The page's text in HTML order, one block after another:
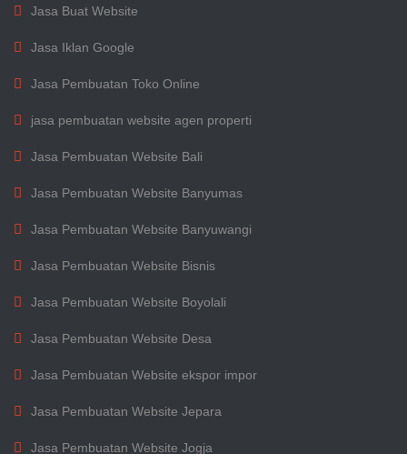
Jasa Buat Website
Jasa Iklan Google
Jasa Pembuatan Toko Online
jasa pembuatan website agen properti
Jasa Pembuatan Website Bali
Jasa Pembuatan Website Banyumas
Jasa Pembuatan Website Banyuwangi
Jasa Pembuatan Website Bisnis
Jasa Pembuatan Website Boyolali
Jasa Pembuatan Website Desa
Jasa Pembuatan Website ekspor impor
Jasa Pembuatan Website Jepara
Jasa Pembuatan Website Jogja